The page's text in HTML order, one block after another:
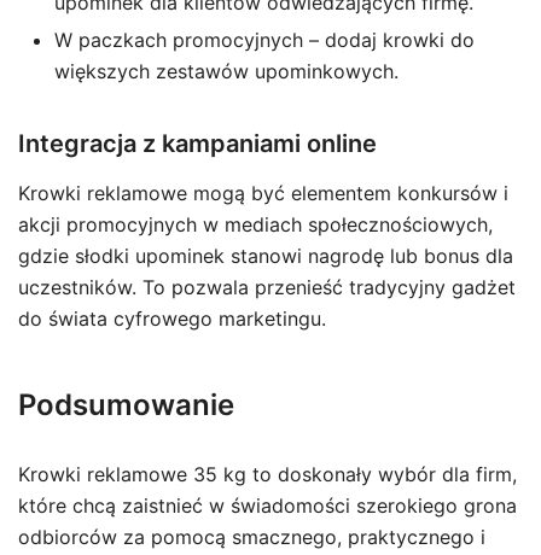
W paczkach promocyjnych – dodaj krowki do
większych zestawów upominkowych.
Integracja z kampaniami online
Krowki reklamowe mogą być elementem konkursów i
akcji promocyjnych w mediach społecznościowych,
gdzie słodki upominek stanowi nagrodę lub bonus dla
uczestników. To pozwala przenieść tradycyjny gadżet
do świata cyfrowego marketingu.
Podsumowanie
Krowki reklamowe 35 kg to doskonały wybór dla firm,
które chcą zaistnieć w świadomości szerokiego grona
odbiorców za pomocą smacznego, praktycznego i